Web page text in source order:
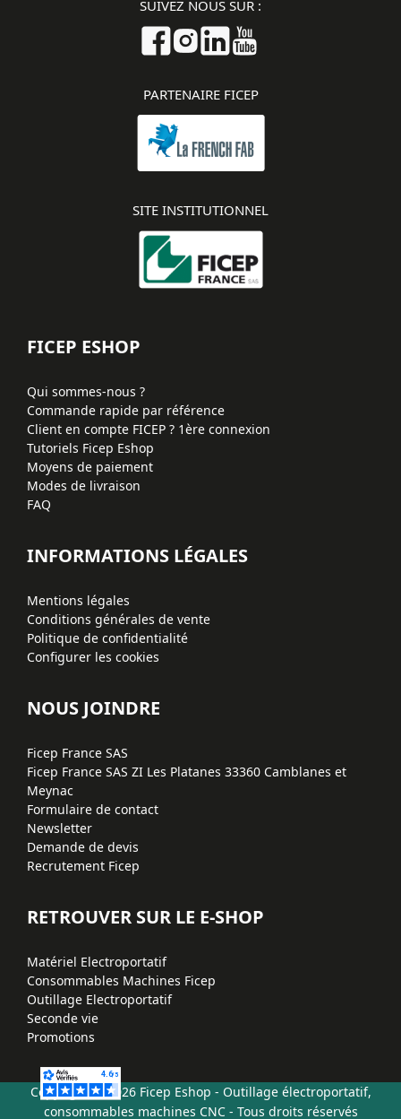
SUIVEZ NOUS SUR :
PARTENAIRE FICEP
SITE INSTITUTIONNEL
FICEP ESHOP
Qui sommes-nous ?
Commande rapide par référence
Client en compte FICEP ? 1ère connexion
Tutoriels Ficep Eshop
Moyens de paiement
Modes de livraison
FAQ
INFORMATIONS LÉGALES
Mentions légales
Conditions générales de vente
Politique de confidentialité
Configurer les cookies
NOUS JOINDRE
Ficep France SAS
Ficep France SAS ZI Les Platanes 33360 Camblanes et
Meynac
Formulaire de contact
Newsletter
Demande de devis
Recrutement Ficep
RETROUVER SUR LE E-SHOP
Matériel Electroportatif
Consommables Machines Ficep
Outillage Electroportatif
Seconde vie
Promotions
Copyright © 2026 Ficep Eshop - Outillage électroportatif,
consommables machines CNC - Tous droits réservés